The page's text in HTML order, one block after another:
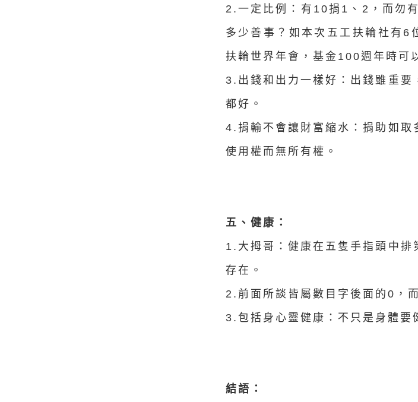
2.一定比例：有10捐1、2，而勿
多少善事？如本次五工扶輪社有
扶輪世界年會，基金100週年時可
3.出錢和出力一樣好：出錢雖重要
都好。
4.捐輸不會讓財富縮水：捐助如取
使用權而無所有權。
五、健康：
1.大拇哥：健康在五隻手指頭中排
存在。
2.前面所談皆屬數目字後面的0，
3.包括身心靈健康：不只是身體要
結語：